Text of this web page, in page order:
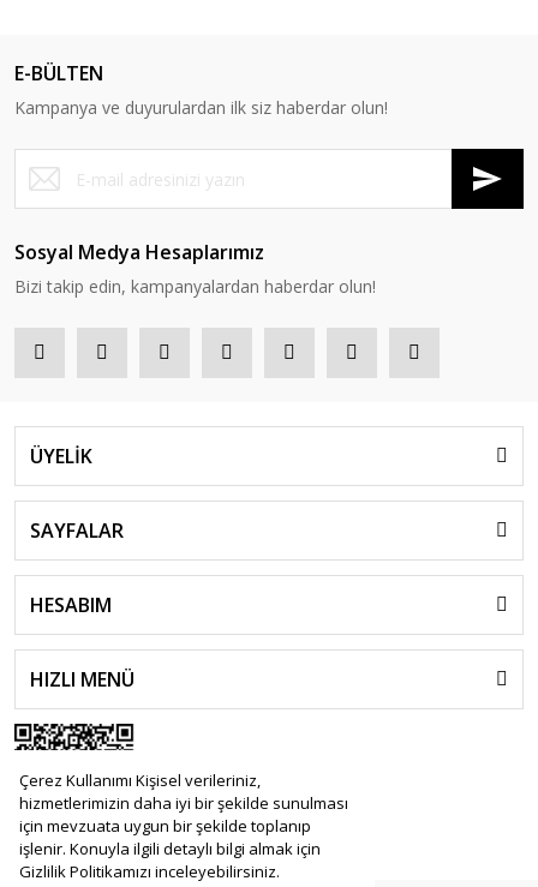
Çerez Kullanımı Kişisel verileriniz,
hizmetlerimizin daha iyi bir şekilde sunulması
için mevzuata uygun bir şekilde toplanıp
işlenir. Konuyla ilgili detaylı bilgi almak için
Gizlilik Politikamızı inceleyebilirsiniz.
E-BÜLTEN
Kampanya ve duyurulardan ilk siz haberdar olun!
Sosyal Medya Hesaplarımız
Bizi takip edin, kampanyalardan haberdar olun!
ÜYELİK
SAYFALAR
HESABIM
HIZLI MENÜ